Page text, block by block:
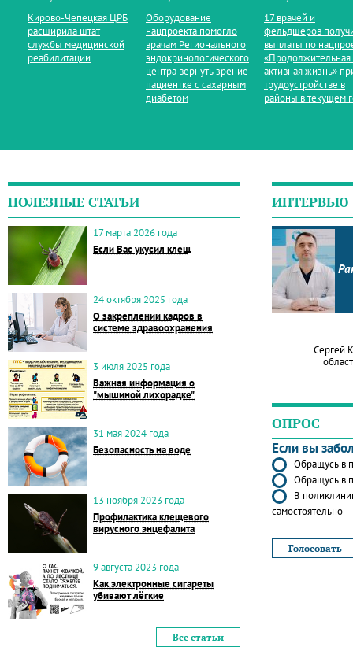
Кирово‑Чепецкая ЦРБ
расширила штат
службы медицинской
реабилитации
Оборудование
нацпроекта помогло
врачам Регионального
эндокринологического
центра вернуть зрение
пациентке с сахарным
диабетом
17 врачей и
фельдшеров
выплаты по
«Продолжительная
активная жизнь»
трудоустройстве в
районы в текущем
ПОЛЕЗНЫЕ СТАТЬИ
17 марта 2026 года
Если Вас укусил клещ
24 октября 2025 года
О закреплении кадров в
системе здравоохранения
3 июля 2025 года
Важная информация о
"мышиной лихорадке"
31 мая 2024 года
Безопасность на воде
13 ноября 2023 года
Профилактика клещевого
вирусного энцефалита
9 августа 2023 года
Как электронные сигареты
убивают лёгкие
Все статьи
ИНТЕРВЬЮ
Сергей
ОПРОС
Если вы
Обращусь в
Обращусь в
В
самостоятельно